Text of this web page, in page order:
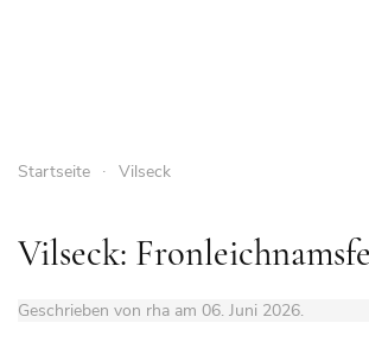
Startseite Vilseck
Vilseck:
Geschrieben von rha am 06. Juni 2026.